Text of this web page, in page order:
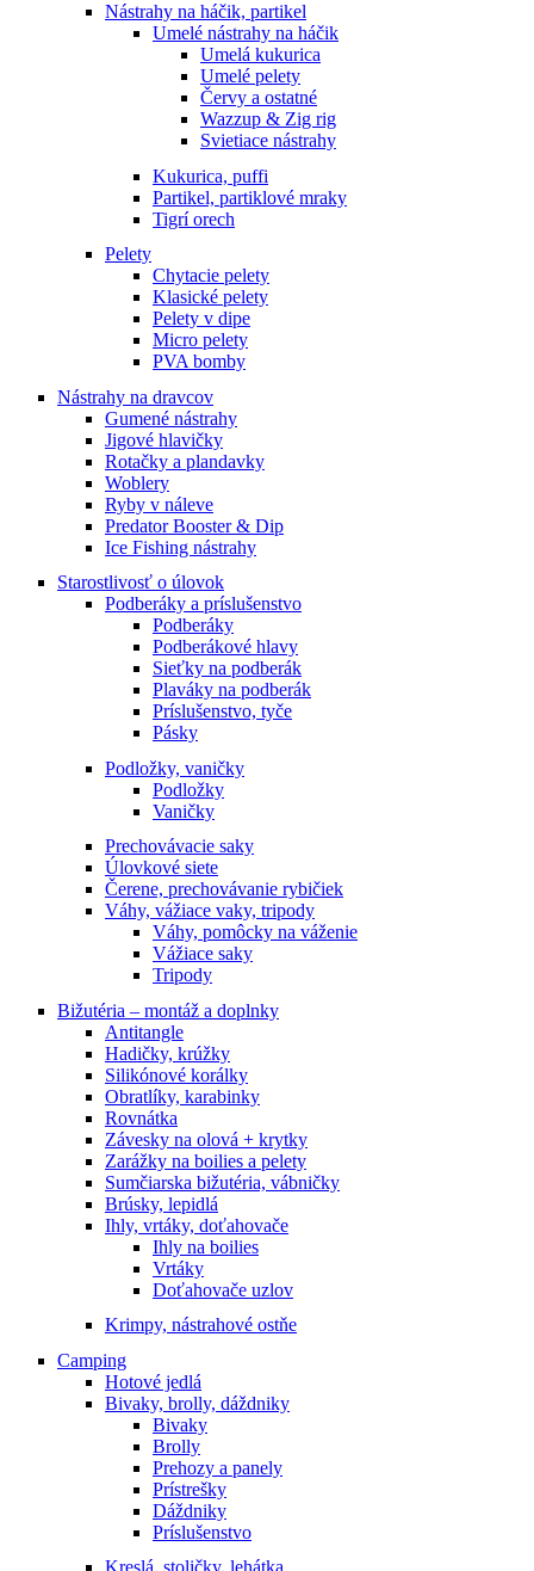
Nástrahy na háčik, partikel
Umelé nástrahy na háčik
Umelá kukurica
Umelé pelety
Červy a ostatné
Wazzup & Zig rig
Svietiace nástrahy
Kukurica, puffi
Partikel, partiklové mraky
Tigrí orech
Pelety
Chytacie pelety
Klasické pelety
Pelety v dipe
Micro pelety
PVA bomby
Nástrahy na dravcov
Gumené nástrahy
Jigové hlavičky
Rotačky a plandavky
Woblery
Ryby v náleve
Predator Booster & Dip
Ice Fishing nástrahy
Starostlivosť o úlovok
Podberáky a príslušenstvo
Podberáky
Podberákové hlavy
Sieťky na podberák
Plaváky na podberák
Príslušenstvo, tyče
Pásky
Podložky, vaničky
Podložky
Vaničky
Prechovávacie saky
Úlovkové siete
Čerene, prechovávanie rybičiek
Váhy, vážiace vaky, tripody
Váhy, pomôcky na váženie
Vážiace saky
Tripody
Bižutéria – montáž a doplnky
Antitangle
Hadičky, krúžky
Silikónové korálky
Obratlíky, karabinky
Rovnátka
Závesky na olová + krytky
Zarážky na boilies a pelety
Sumčiarska bižutéria, vábničky
Brúsky, lepidlá
Ihly, vrtáky, doťahovače
Ihly na boilies
Vrtáky
Doťahovače uzlov
Krimpy, nástrahové ostňe
Camping
Hotové jedlá
Bivaky, brolly, dáždniky
Bivaky
Brolly
Prehozy a panely
Prístrešky
Dáždniky
Príslušenstvo